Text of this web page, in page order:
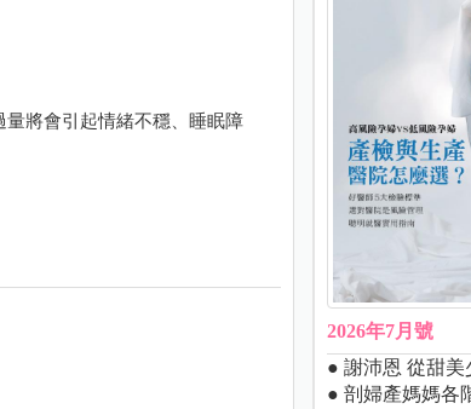
將會引起情緒不穩、睡眠障
2026年7月號
● 謝沛恩 從甜
● 剖婦產媽媽各